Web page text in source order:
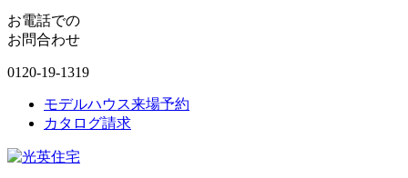
お電話での
お問合わせ
0120-19-1319
モデルハウス来場予約
カタログ請求